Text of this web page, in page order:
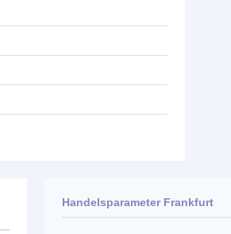
Handelsparameter Frankfurt